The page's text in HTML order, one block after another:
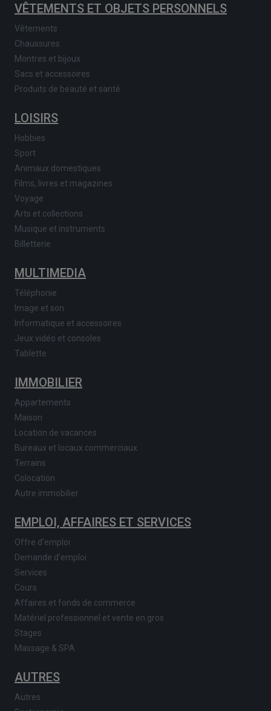
VÊTEMENTS ET OBJETS PERSONNELS
Vêtements
Chaussures
Montres et bijoux
Sacs et accessoires
Produits de beauté et santé
LOISIRS
Hobbies
Sport
Animaux domestiques
Films, livres et magazines
Voyage
Arts et collections
Musique et instruments
Billetterie
MULTIMEDIA
Téléphonie
Image et son
Informatique et accessoires
Jeux vidéo et consoles
Tablette
IMMOBILIER
Appartements
Maison
Location de vacances
Bureaux et locaux commerciaux
Terrains
Colocation
Autre immobilier
EMPLOI, AFFAIRES ET SERVICES
Offre d'emploi
Demande d'emploi
Services
Cours
Affaires et fonds de commerce
Matériel professionnel et vente en gros
Stages
Massage & SPA
AUTRES
Autres